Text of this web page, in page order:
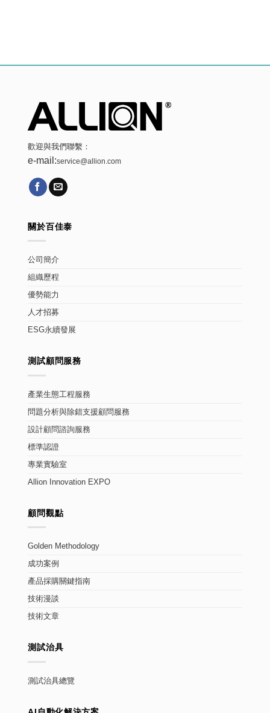
歡迎與我們聯繫：
e-mail:service@allion.com
關於百佳泰
公司簡介
組織歷程
優勢能力
人才招募
ESG永續發展
測試顧問服務
產業生態工程服務
問題分析與除錯支援顧問服務
設計顧問諮詢服務
標準認證
專業實驗室
Allion Innovation EXPO
顧問觀點
Golden Methodology
成功案例
產品採購關鍵指南
技術漫談
技術文章
測試治具
測試治具總覽